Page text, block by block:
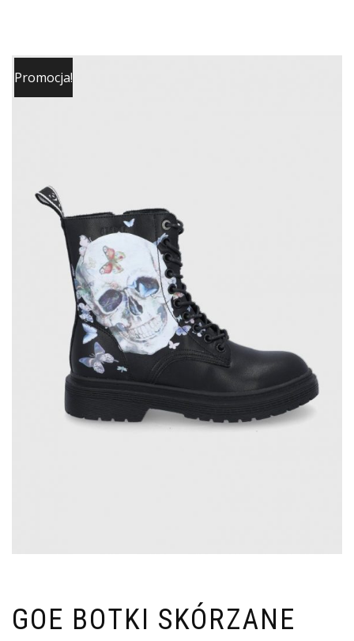
Promocja!
GOE BOTKI SKÓRZANE